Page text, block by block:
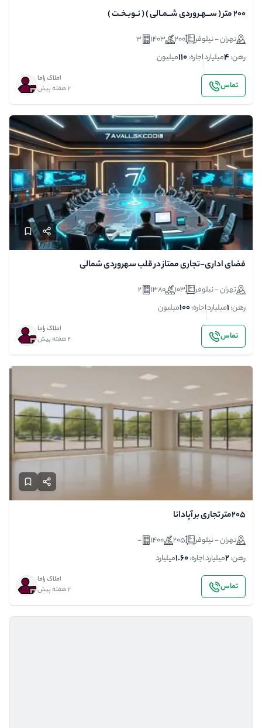
۲۰۰ متر ( ســهـروردی شــمـالی ) ( نـوبـخـت )
تهران - نیلوفر 200
1403
3
رهن:4میلیارداجاره:110میلیون
تماس
املاک راما
2 هفته پیش
فضای اداری-تجاری ممتاز در قلب سهروردی شمالی
تهران - نیلوفر 103
1380
2
رهن:1میلیارداجاره:100میلیون
تماس
املاک راما
2 هفته پیش
۲۰۵متر تجاری بر آپادانا
تهران - نیلوفر 205
1400
-
رهن:2میلیارداجاره:1.60میلیارد
تماس
املاک راما
2 هفته پیش